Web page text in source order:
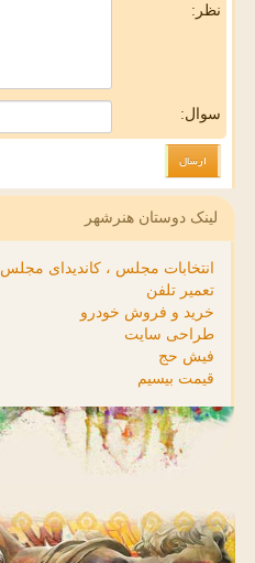
نظر:
سوال:
لینک دوستان هنرشهر
انتخابات مجلس ، کاندیدای مجلس
تعمیر تلفن
خرید و فروش خودرو
طراحی سایت
فیش حج
قیمت بیسیم